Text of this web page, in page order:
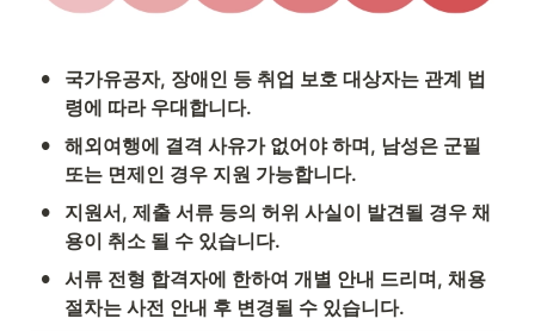
•
국가유공자, 장애인 등 취업 보호 대상자는 관계 법
령에 따라 우대합니다.
• 해외여행에 결격 사유가 없어야 하며, 남성은 군필
또는 면제인 경우 지원 가능합니다.
•
지원서, 제출 서류 등의 허위 사실이 발견될 경우 채
용이 취소 될 수 있습니다.
• 서류 전형 합격자에 한하여 개별 안내 드리며, 채용
절차는 사전 안내 후 변경될 수 있습니다.